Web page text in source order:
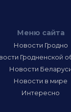
Меню сайта
Новости Гродно
Гродненской
Новости
Новости в мире
Интересно